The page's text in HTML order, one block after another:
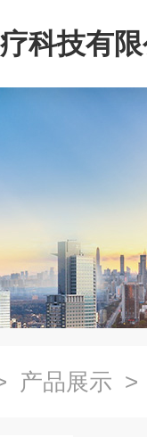
科技有
产品展示